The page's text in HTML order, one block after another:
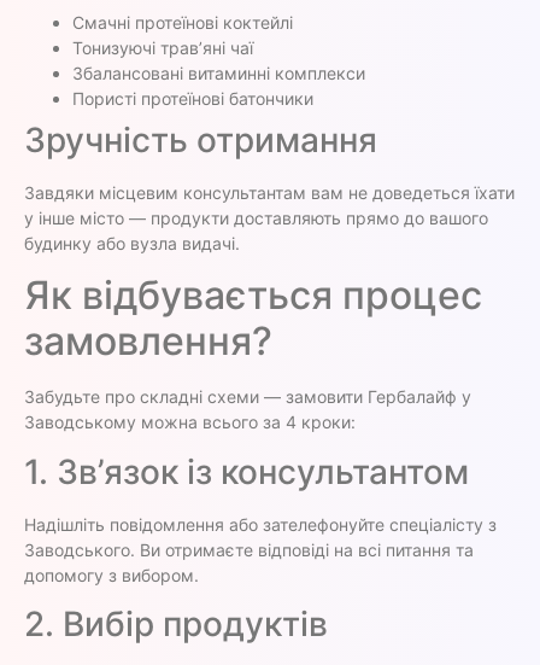
Смачні протеїнові коктейлі
Тонизуючі трав’яні чаї
Збалансовані витаминні комплекси
Пористі протеїнові батончики
Зручність отримання
Завдяки місцевим консультантам вам не доведеться їхати
у інше місто — продукти доставляють прямо до вашого
будинку або вузла видачі.
Як відбувається процес
замовлення?
Забудьте про складні схеми — замовити Гербалайф у
Заводському можна всього за 4 кроки:
1. Зв’язок із консультантом
Надішліть повідомлення або зателефонуйте спеціалісту з
Заводського. Ви отримаєте відповіді на всі питання та
допомогу з вибором.
2. Вибір продуктів